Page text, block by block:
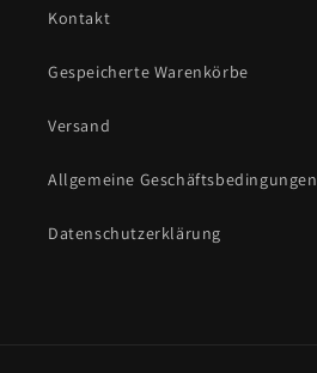
Kontakt
Gespeicherte Warenkörbe
Versand
Allgemeine Geschäftsbedingungen
Datenschutzerklärung